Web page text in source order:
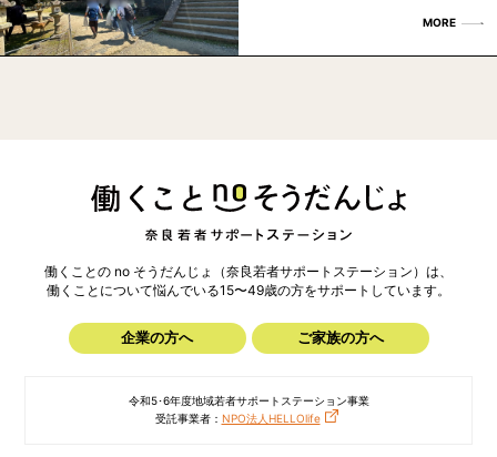
MORE
働くことの no そうだんじょ（奈良若者サポートステーション）は、
働くことについて悩んでいる15〜49歳の方をサポートしています。
企業の方へ ご家族の方へ
令和5･6年度地域若者サポートステーション事業
受託事業者： NPO法人HELLOlife